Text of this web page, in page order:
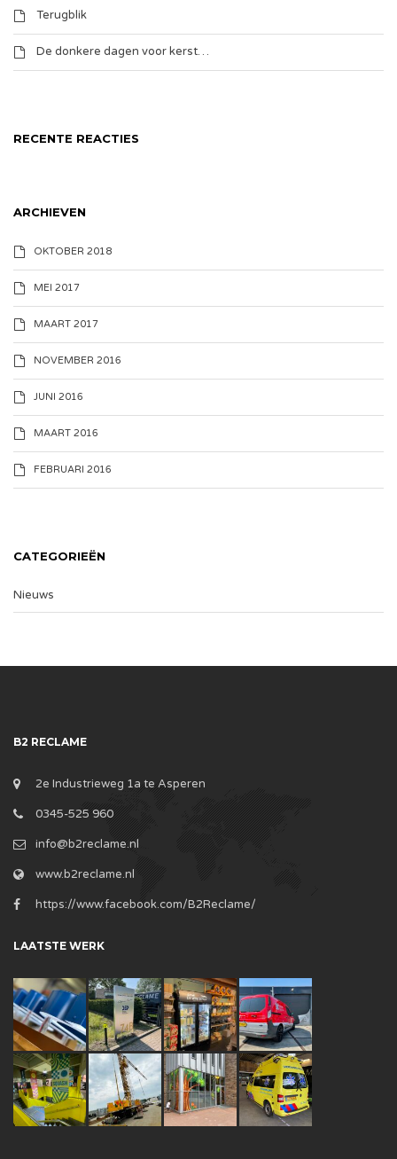
Terugblik
De donkere dagen voor kerst…
RECENTE REACTIES
ARCHIEVEN
OKTOBER 2018
MEI 2017
MAART 2017
NOVEMBER 2016
JUNI 2016
MAART 2016
FEBRUARI 2016
CATEGORIEËN
Nieuws
B2 RECLAME
2e Industrieweg 1a te Asperen
0345-525 960
info@b2reclame.nl
www.b2reclame.nl
https://www.facebook.com/B2Reclame/
LAATSTE WERK